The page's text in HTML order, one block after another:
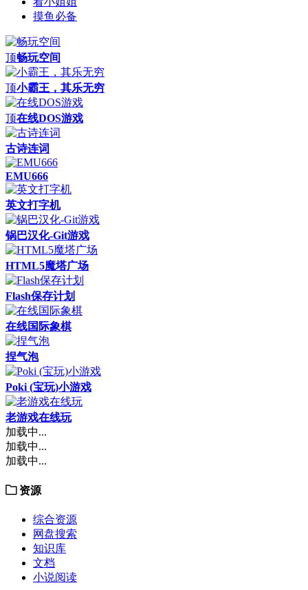
摸鱼必备
顶畅玩空间
顶小霸王，其乐无穷
顶在线DOS游戏
古诗连词
EMU666
英文打字机
锅巴汉化-Git游戏
HTML5魔塔广场
Flash保存计划
在线国际象棋
捏气泡
Poki (宝玩)小游戏
老游戏在线玩
加载中...
加载中...
加载中...
资源
综合资源
网盘搜索
知识库
文档
小说阅读